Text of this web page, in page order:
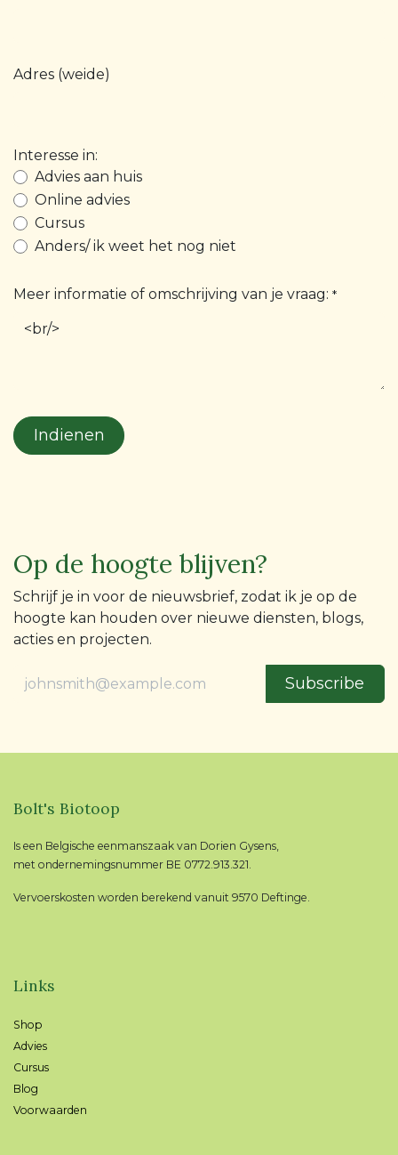
Adres (weide)
Interesse in:
Advies aan huis
Online advies
Cursus
Anders/ ik weet het nog niet
Meer informatie of omschrijving van je vraag: *
Indienen
Op de hoogte blijven?
Schrijf je in voor de nieuwsbrief, zodat ik je op de
hoogte kan houden over nieuwe diensten, blogs,
acties en projecten.
Subscribe
Bolt's Biotoop
Is een Belgische eenmanszaak van Dorien Gysens,
met ondernemingsnummer BE 0772.913.321.
Vervoerskosten worden berekend vanuit 9570 Deftinge.
Links
Shop
Advies
Cursus
Blog
Voorwaarden